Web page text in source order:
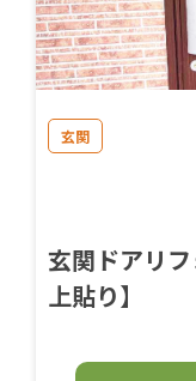
玄関
玄関ドアリ
上貼り】